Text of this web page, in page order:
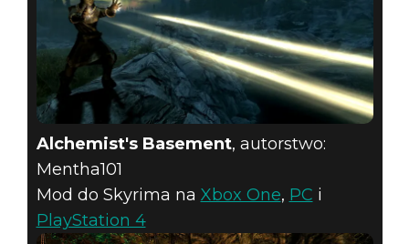
Alchemist's Basement, autorstwo:
Mentha101
Mod do Skyrima na Xbox One, PC i
PlayStation 4